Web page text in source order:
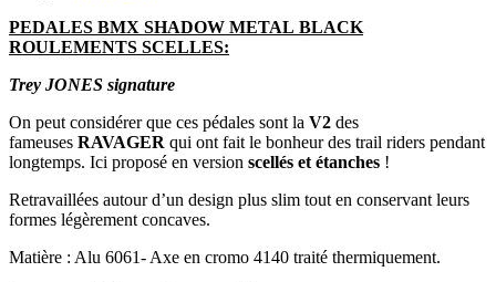
PEDALES BMX SHADOW METAL BLACK
ROULEMENTS SCELLES:
Trey JONES signature
On peut considérer que ces pédales sont la V2 des
fameuses RAVAGER qui ont fait le bonheur des trail riders pendant
longtemps. Ici proposé en version scellés et étanches !
Retravaillées autour d’un design plus slim tout en conservant leurs
formes légèrement concaves.
Matière : Alu 6061- Axe en cromo 4140 traité thermiquement.